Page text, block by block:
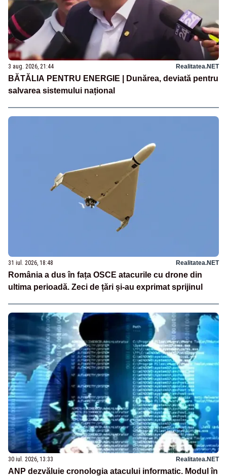
3 aug. 2026, 21:44 Realitatea.NET
BĂTĂLIA PENTRU ENERGIE | Dunărea, deviată pentru
salvarea sistemului național
31 iul. 2026, 18:48 Realitatea.NET
România a dus în fața OSCE atacurile cu drone din
ultima perioadă. Zeci de țări și-au exprimat sprijinul
30 iul. 2026, 13:33 Realitatea.NET
ANP dezvăluie cronologia atacului informatic. Modul în